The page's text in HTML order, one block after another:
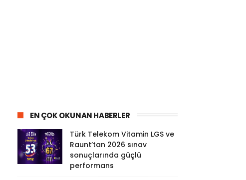
EN ÇOK OKUNAN HABERLER
Türk Telekom Vitamin LGS ve
Raunt’tan 2026 sınav
sonuçlarında güçlü
performans